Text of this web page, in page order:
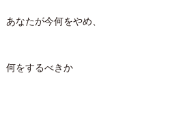
あなたが今何をやめ、
何をするべきか